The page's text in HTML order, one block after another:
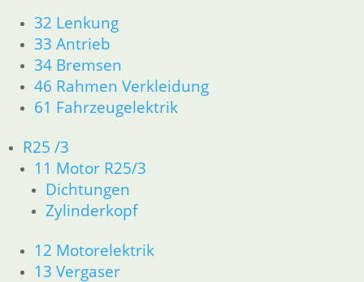
32 Lenkung
33 Antrieb
34 Bremsen
46 Rahmen Verkleidung
61 Fahrzeugelektrik
R25 /3
11 Motor R25/3
Dichtungen
Zylinderkopf
12 Motorelektrik
13 Vergaser
Abdeckplatte
vom
Schloßkasten
2,00€
Artikelnummer:
inkl. MwSt.
für
Schloßkasten
inkl. MwSt.